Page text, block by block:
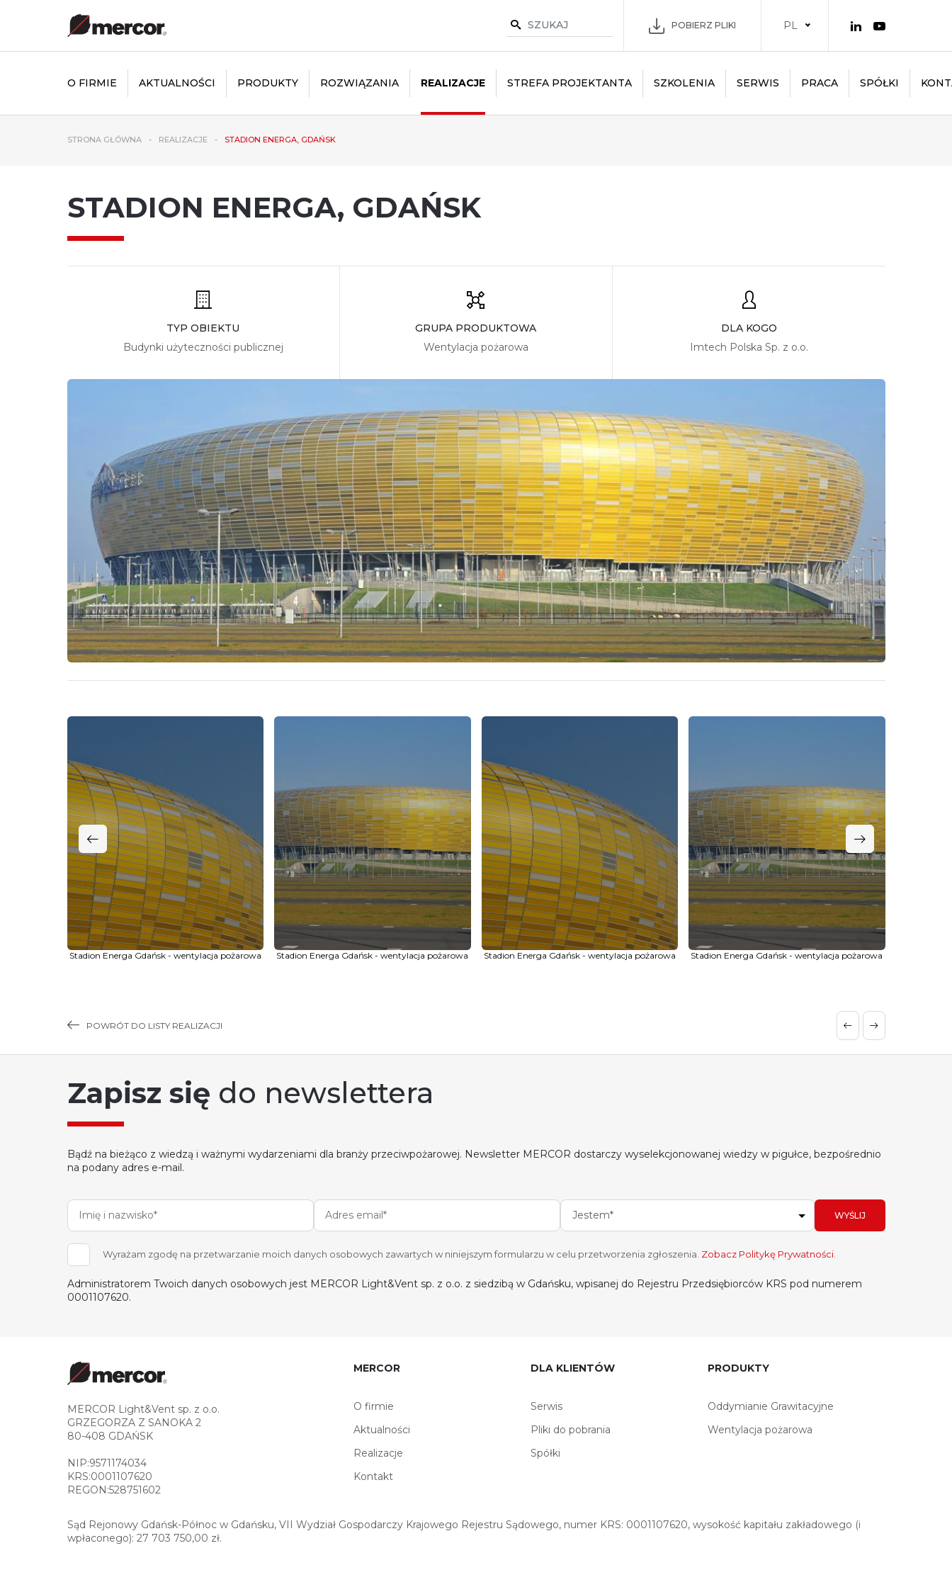
POBIERZ PLIKI PL
O FIRMIE AKTUALNOŚCI PRODUKTY ROZWIĄZANIA REALIZACJE STREFA PROJEKTANTA SZKOLENIA SERWIS PRACA SPÓŁKI
STRONA GŁÓWNA REALIZACJE STADION ENERGA, GDAŃSK
STADION ENERGA, GDAŃSK
TYP OBIEKTU
Budynki użyteczności publicznej
GRUPA PRODUKTOWA
Wentylacja pożarowa
DLA KOGO
Imtech Polska Sp. z o.o.
Stadion Energa Gdańsk - wentylacja pożarowa Stadion Energa Gdańsk - wentylacja pożarowa Stadion Energa Gdańsk - wentylacja pożarowa Stadion Energa Gdańsk - wentylacja pożarowa
POWRÓT DO LISTY REALIZACJI
Zapisz się do newslettera
Bądź na bieżąco z wiedzą i ważnymi wydarzeniami dla branży przeciwpożarowej. Newsletter MERCOR dostarczy wyselekcjonowanej wiedzy w pigułce, bezpośrednio
na podany adres e-mail.
Jestem* WYŚLIJ
Wyrażam zgodę na przetwarzanie moich danych osobowych zawartych w niniejszym formularzu w celu przetworzenia zgłoszenia. Zobacz Politykę Prywatności.
Administratorem Twoich danych osobowych jest MERCOR Light&Vent sp. z o.o. z siedzibą w Gdańsku, wpisanej do Rejestru Przedsiębiorców KRS pod numerem
0001107620.
MERCOR Light&Vent sp. z o.o.
GRZEGORZA Z SANOKA 2
80-408 GDAŃSK
NIP:9571174034
KRS:0001107620
REGON:528751602
MERCOR
O firmie
Aktualności
Realizacje
Kontakt
DLA KLIENTÓW
Serwis
Pliki do pobrania
Spółki
PRODUKTY
Oddymianie Grawitacyjne
Wentylacja pożarowa
Sąd Rejonowy Gdańsk-Północ w Gdańsku, VII Wydział Gospodarczy Krajowego Rejestru Sądowego, numer KRS: 0001107620, wysokość kapitału zakładowego (i
wpłaconego): 27 703 750,00 zł.